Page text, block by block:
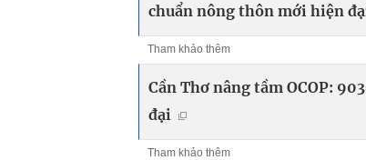
chuẩn nông thôn mới hiện
Tham khảo thêm
Cần Thơ nâng tầm OCOP:
đại
Tham khảo thêm